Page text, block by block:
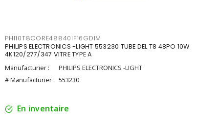
PHI10T8CORE48840IF16GDIM
PHILIPS ELECTRONICS -LIGHT 553230 TUBE DEL T8 48PO 10W
4K120/277/347 VITRE TYPE A
Manufacturier :
PHILIPS ELECTRONICS -LIGHT
# Manufacturier : 553230
En inventaire